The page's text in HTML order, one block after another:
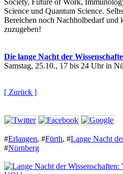
Society, Future of Work,
Science und Quantum Science.
Bereichen noch Nachholbedarf und
zuzugeben!
Die lange Nacht der
Samstag, 25.10., 17 bis 24 Uhr in
[ Zurück ]
#Erlangen, #Fürth, #Lange Nacht
#Nürnberg